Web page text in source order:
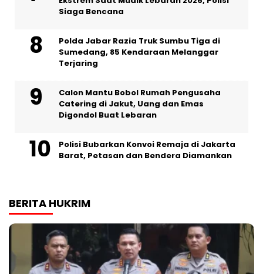
Siaga Bencana
Polda Jabar Razia Truk Sumbu Tiga di
Sumedang, 85 Kendaraan Melanggar
Terjaring
Calon Mantu Bobol Rumah Pengusaha
Catering di Jakut, Uang dan Emas
Digondol Buat Lebaran
Polisi Bubarkan Konvoi Remaja di Jakarta
Barat, Petasan dan Bendera Diamankan
BERITA HUKRIM